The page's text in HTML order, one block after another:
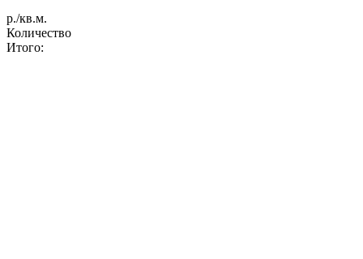
р./кв.м.
Количество
Итого: